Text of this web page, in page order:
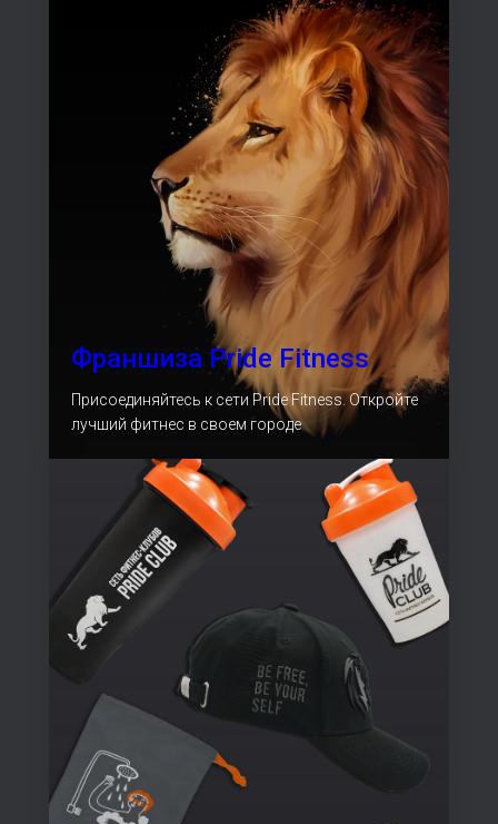
Франшиза Pride Fitness
Присоединяйтесь к сети Pride Fitness. Откройте
лучший фитнес в своем городе
Мы доверяем